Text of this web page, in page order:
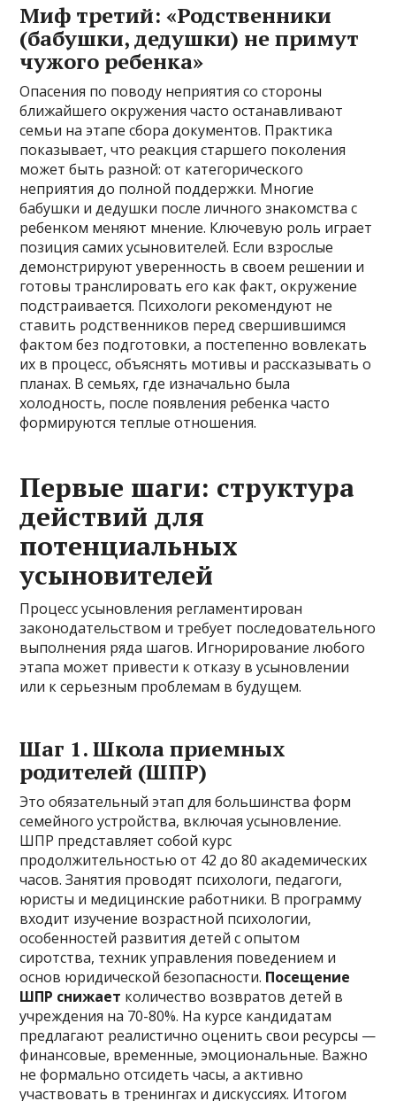
Миф третий: «Родственники
(бабушки, дедушки) не примут
чужого ребенка»
Опасения по поводу неприятия со стороны
ближайшего окружения часто останавливают
семьи на этапе сбора документов. Практика
показывает, что реакция старшего поколения
может быть разной: от категорического
неприятия до полной поддержки. Многие
бабушки и дедушки после личного знакомства с
ребенком меняют мнение. Ключевую роль играет
позиция самих усыновителей. Если взрослые
демонстрируют уверенность в своем решении и
готовы транслировать его как факт, окружение
подстраивается. Психологи рекомендуют не
ставить родственников перед свершившимся
фактом без подготовки, а постепенно вовлекать
их в процесс, объяснять мотивы и рассказывать о
планах. В семьях, где изначально была
холодность, после появления ребенка часто
формируются теплые отношения.
Первые шаги: структура
действий для
потенциальных
усыновителей
Процесс усыновления регламентирован
законодательством и требует последовательного
выполнения ряда шагов. Игнорирование любого
этапа может привести к отказу в усыновлении
или к серьезным проблемам в будущем.
Шаг 1. Школа приемных
родителей (ШПР)
Это обязательный этап для большинства форм
семейного устройства, включая усыновление.
ШПР представляет собой курс
продолжительностью от 42 до 80 академических
часов. Занятия проводят психологи, педагоги,
юристы и медицинские работники. В программу
входит изучение возрастной психологии,
особенностей развития детей с опытом
сиротства, техник управления поведением и
основ юридической безопасности. Посещение
ШПР снижает количество возвратов детей в
учреждения на 70-80%. На курсе кандидатам
предлагают реалистично оценить свои ресурсы —
финансовые, временные, эмоциональные. Важно
не формально отсидеть часы, а активно
участвовать в тренингах и дискуссиях. Итогом